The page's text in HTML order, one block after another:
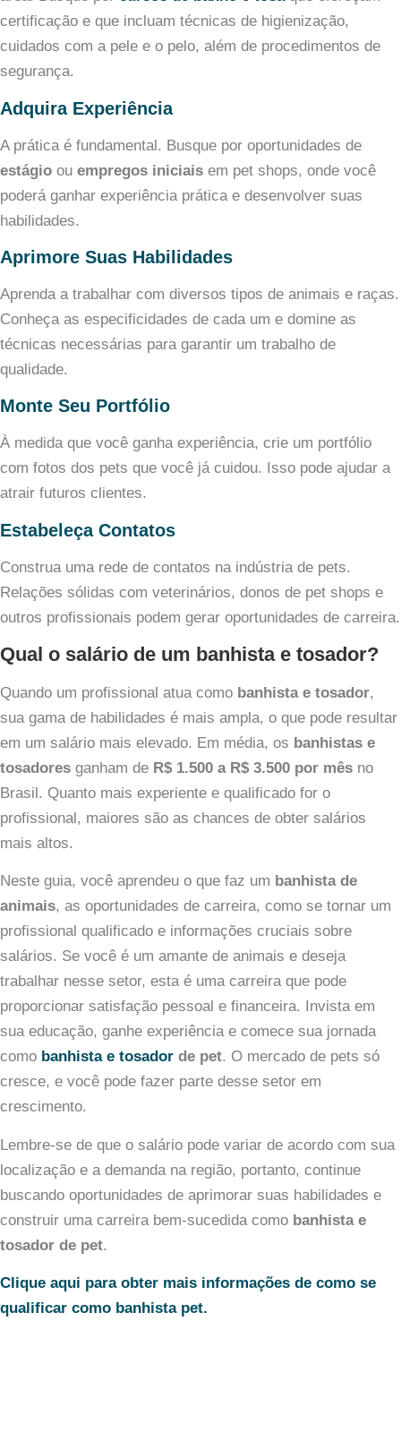
certificação e que incluam técnicas de higienização,
cuidados com a pele e o pelo, além de procedimentos de
segurança.
Adquira Experiência
A prática é fundamental. Busque por oportunidades de
estágio ou empregos iniciais em pet shops, onde você
poderá ganhar experiência prática e desenvolver suas
habilidades.
Aprimore Suas Habilidades
Aprenda a trabalhar com diversos tipos de animais e raças.
Conheça as especificidades de cada um e domine as
técnicas necessárias para garantir um trabalho de
qualidade.
Monte Seu Portfólio
À medida que você ganha experiência, crie um portfólio
com fotos dos pets que você já cuidou. Isso pode ajudar a
atrair futuros clientes.
Estabeleça Contatos
Construa uma rede de contatos na indústria de pets.
Relações sólidas com veterinários, donos de pet shops e
outros profissionais podem gerar oportunidades de carreira.
Qual o salário de um banhista e tosador?
Quando um profissional atua como banhista e tosador,
sua gama de habilidades é mais ampla, o que pode resultar
em um salário mais elevado. Em média, os banhistas e
tosadores ganham de R$ 1.500 a R$ 3.500 por mês no
Brasil. Quanto mais experiente e qualificado for o
profissional, maiores são as chances de obter salários
mais altos.
Neste guia, você aprendeu o que faz um banhista de
animais, as oportunidades de carreira, como se tornar um
profissional qualificado e informações cruciais sobre
salários. Se você é um amante de animais e deseja
trabalhar nesse setor, esta é uma carreira que pode
proporcionar satisfação pessoal e financeira. Invista em
sua educação, ganhe experiência e comece sua jornada
como banhista e tosador de pet. O mercado de pets só
cresce, e você pode fazer parte desse setor em
crescimento.
Lembre-se de que o salário pode variar de acordo com sua
localização e a demanda na região, portanto, continue
buscando oportunidades de aprimorar suas habilidades e
construir uma carreira bem-sucedida como banhista e
tosador de pet.
Clique aqui para obter mais informações de como se
qualificar como banhista pet.